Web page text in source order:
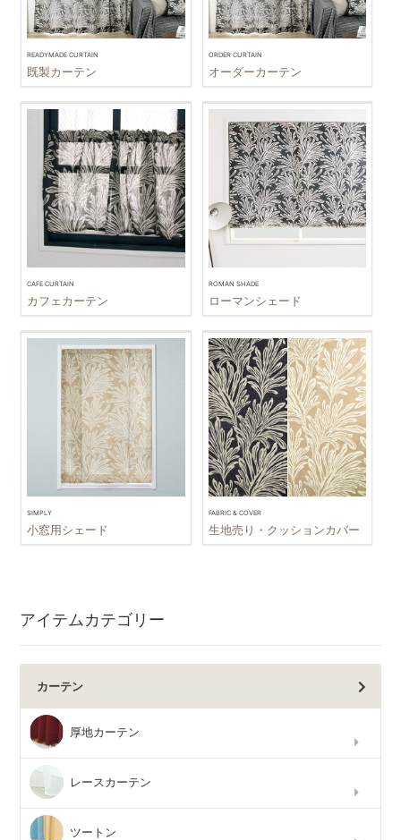
READYMADE CURTAIN
既製カーテン
ORDER CURTAIN
オーダーカーテン
CAFE CURTAIN
カフェカーテン
ROMAN SHADE
ローマンシェード
SIMPLY
小窓用シェード
FABRIC & COVER
生地売り・クッションカバー
アイテムカテゴリー
カーテン
厚地カーテン
レースカーテン
ツートン